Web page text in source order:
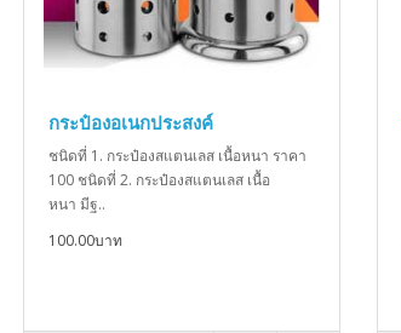
กระป๋องอเนกประสงค์
ชนิดที่ 1. กระป๋องสแตนเลส เนื้อหนา ราคา
100 ชนิดที่ 2. กระป๋องสแตนเลส เนื้อ
หนา มีฐ..
100.00บาท